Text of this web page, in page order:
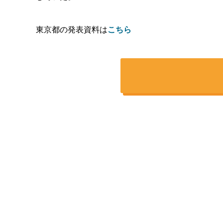
東京都の発表資料はこちら